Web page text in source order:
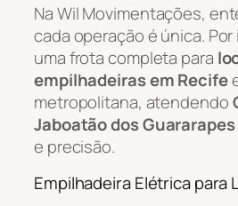
Na Wil Movimentações,
cada operação é única.
uma frota completa para
empilhadeiras em Recife
metropolitana, atendendo
Jaboatão dos Guararapes
e precisão.
Empilhadeira Elétrica para